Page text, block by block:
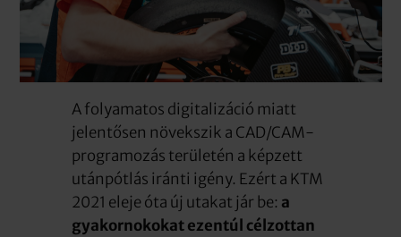
A folyamatos digitalizáció miatt
jelentősen növekszik a CAD/CAM-
programozás területén a képzett
utánpótlás iránti igény. Ezért a KTM
2021 eleje óta új utakat jár be: a
gyakornokokat ezentúl célzottan